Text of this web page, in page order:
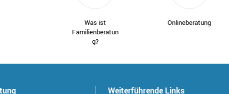
Was ist
Familienberatun
g?
Onlineberatung
Weiterführende Links